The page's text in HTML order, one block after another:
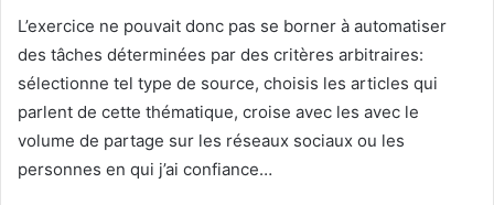
L’exercice ne pouvait donc pas se borner à automatiser
des tâches déterminées par des critères arbitraires:
sélectionne tel type de source, choisis les articles qui
parlent de cette thématique, croise avec les avec le
volume de partage sur les réseaux sociaux ou les
personnes en qui j’ai confiance…